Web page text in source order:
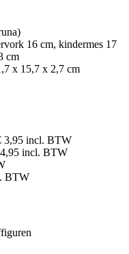
16 cm, kindermes 17
cm
x 15,7 x 2,7 cm
3,95 incl. BTW
incl. BTW
BTW